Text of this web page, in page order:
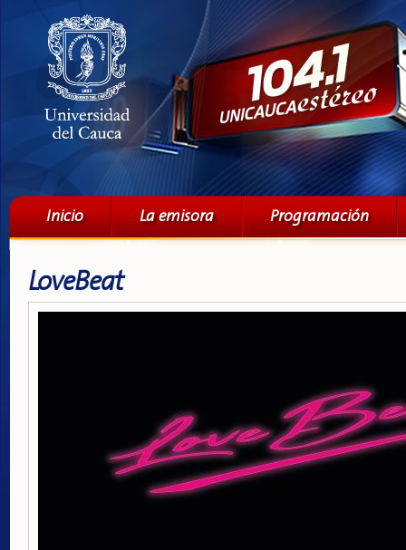
Menú principal
Inicio La emisora Programación
LoveBeat